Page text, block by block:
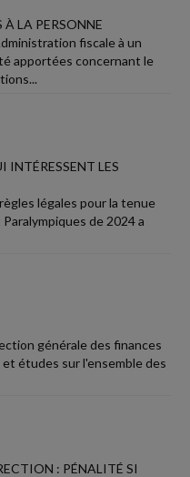
À LA PERSONNE
fiscale à un
apportées concernant le
LES
légales pour la tenue
de 2024 a
générale des finances
études sur l'ensemble des
: PÉNALITÉ SI